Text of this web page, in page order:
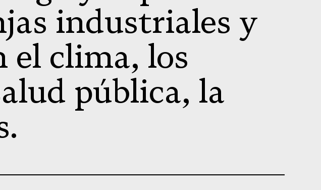
industriales y
el clima, los
pública, la